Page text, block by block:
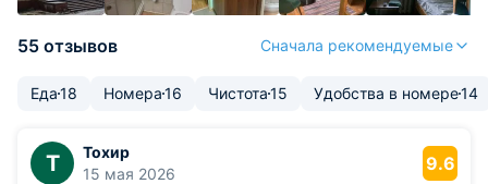
55 отзывов Сначала рекомендуемые
Еда18 Номера16 Чистота15 Удобства в номере14
Т
Тохир
15 мая 2026
9.6